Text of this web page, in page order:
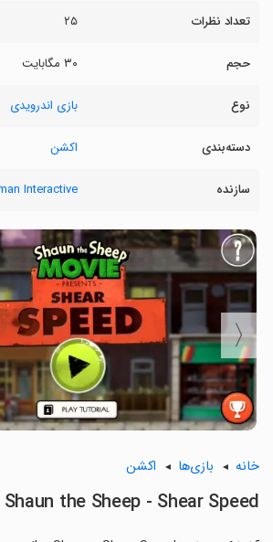
تعداد نظرات ۲۵
حجم ۳۰ مگابایت
نوع بازی اندرویدی
دسته‌بندی اکشن
سازنده Interactive
〈
خانه بازی‌ها اکشن
Shaun the Sheep - Shear Speed